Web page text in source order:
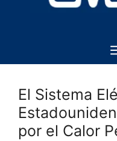
El Sistema
por el Calor